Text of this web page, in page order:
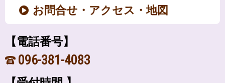
お問合せ・アクセス・地図
【電話番号】
096-381-4083